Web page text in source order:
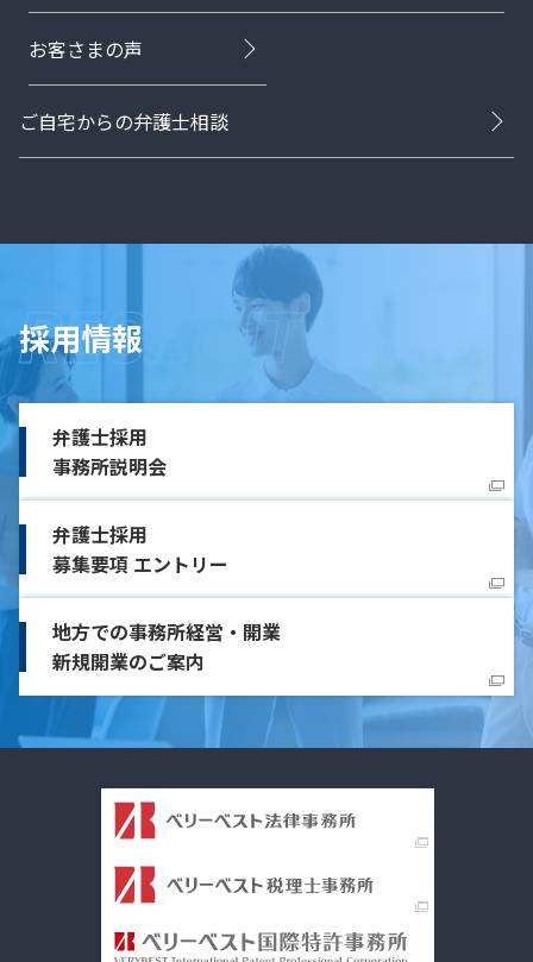
お客さまの声
ご自宅からの弁護士相談
採用情報
弁護士採用
事務所説明会
弁護士採用
募集要項 エントリー
地方での事務所経営・開業
新規開業のご案内